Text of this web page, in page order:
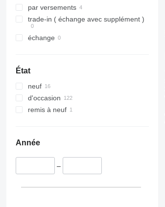
par versements
trade-in ( échange avec supplément )
échange
État
neuf
d'occasion
remis à neuf
Année
–